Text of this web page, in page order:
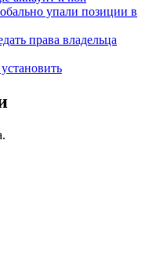
упали позиции в
права владельца